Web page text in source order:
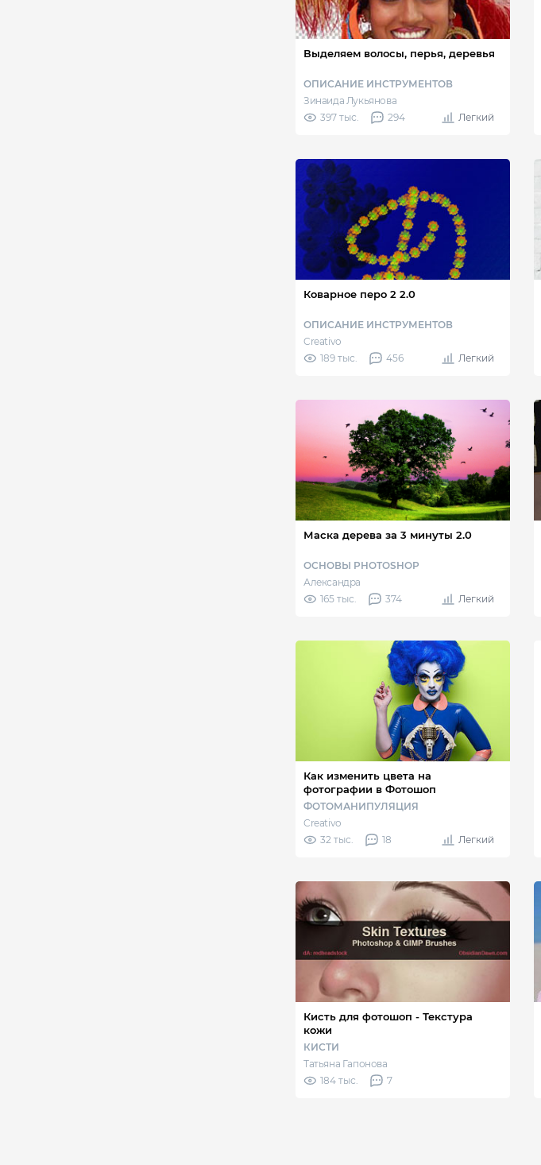
Выделяем волосы, перья, деревья
ОПИСАНИЕ ИНСТРУМЕНТОВ
Зинаида Лукьянова
397 тыс.
294 Легкий
Коварное перо 2 2.0
ОПИСАНИЕ ИНСТРУМЕНТОВ
Creativo
189 тыс.
456 Легкий
Маска дерева за 3 минуты 2.0
ОСНОВЫ PHOTOSHOP
Александра
165 тыс.
374 Легкий
Как изменить цвета на
фотографии в Фотошоп
ФОТОМАНИПУЛЯЦИЯ
Creativo
32 тыс.
18 Легкий
Кисть для фотошоп - Текстура
кожи
КИСТИ
Татьяна Гапонова
184 тыс.
7